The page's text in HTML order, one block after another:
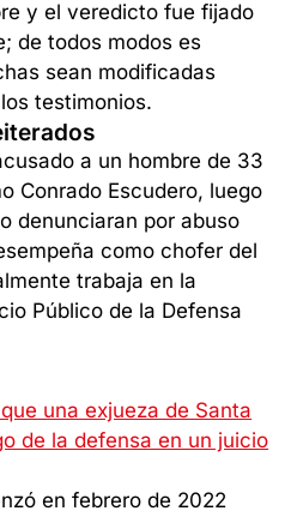
y el veredicto fue fijado
de todos modos es
sean modificadas
testimonios.
a un hombre de 33
Conrado Escudero, luego
denunciaran por abuso
como chofer del
trabaja en la
Público de la Defensa
una exjueza de Santa
de la defensa en un juicio
en febrero de 2022